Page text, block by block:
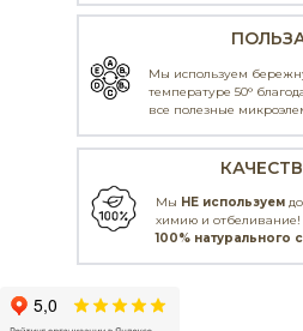
Мы НЕ используем
химию и
100% натурального
Мы используем
температуре 50°
все полезные